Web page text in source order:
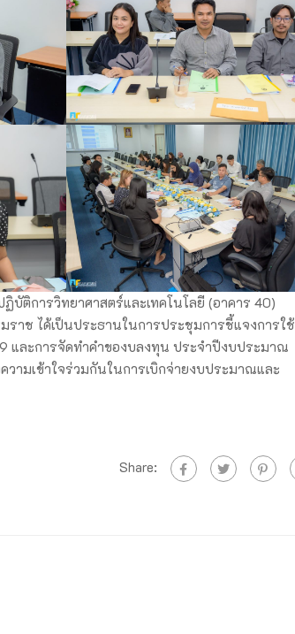
ติการวิทยาศาสตร์และเทคโนโลยี (อาคาร 40)
ช ได้เป็นประธานในการประชุมการชี้แจงการใช้
ละการจัดทำคำของบลงทุน ประจำปีงบประมาณ
ามเข้าใจร่วมกันในการเบิกจ่ายงบประมาณและ
Share: